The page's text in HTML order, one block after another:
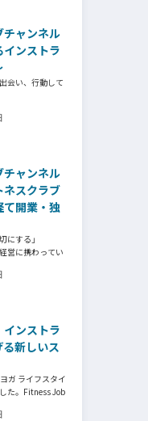
とお悩みの方、
チャンネル
インストラ
会い、行動して
のすすめに素直
つかないことを
に繋がっている
師の若松由貴子
ターになるため
は？
チャンネル
ネスクラブ
て開業・独
にする」
営に携わってい
立し再起を図っ
ペーンや違約金
組みだろう
闘いながらもお
とは？
インストラ
新しいス
ガ ライフスタイ
た。Fitness Job
ジとして、同協